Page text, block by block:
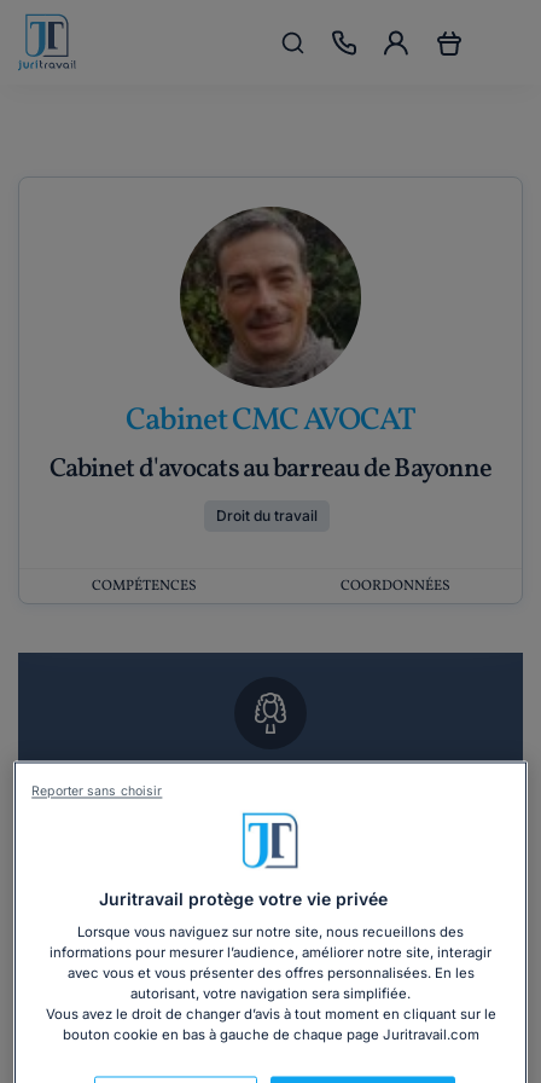
Cabinet CMC AVOCAT
Cabinet d'avocats au barreau de Bayonne
Droit du travail
COMPÉTENCES COORDONNÉES
Vous souhaitez un RDV en cabinet avec un
avocat ?
Recevoir des devis d'avocats
3 devis en 48h
Juritravail protège votre vie privée
Lorsque vous naviguez sur notre site, nous recueillons des
informations pour mesurer l’audience, améliorer notre site, interagir
avec vous et vous présenter des offres personnalisées. En les
autorisant, votre navigation sera simplifiée.
Vous avez le droit de changer d’avis à tout moment en cliquant sur le
bouton cookie en bas à gauche de chaque page Juritravail.com
Reporter sans choisir